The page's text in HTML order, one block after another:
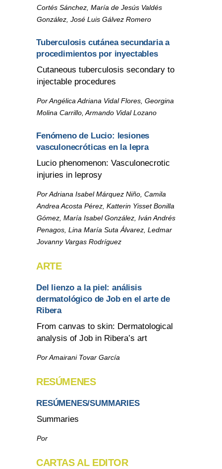
Cortés Sánchez, María de Jesús Valdés
González, José Luis Gálvez Romero
Tuberculosis cutánea secundaria a
procedimientos por inyectables
Cutaneous tuberculosis secondary to
injectable procedures
Por Angélica Adriana Vidal Flores, Georgina
Molina Carrillo, Armando Vidal Lozano
Fenómeno de Lucio: lesiones
vasculonecróticas en la lepra
Lucio phenomenon: Vasculonecrotic
injuries in leprosy
Por Adriana Isabel Márquez Niño, Camila
Andrea Acosta Pérez, Katterin Yisset Bonilla
Gómez, María Isabel González, Iván Andrés
Penagos, Lina María Suta Álvarez, Ledmar
Jovanny Vargas Rodríguez
ARTE
Del lienzo a la piel: análisis
dermatológico de Job en el arte de
Ribera
From canvas to skin: Dermatological
analysis of Job in Ribera’s art
Por Amairani Tovar García
RESÚMENES
RESÚMENES/SUMMARIES
Summaries
Por
CARTAS AL EDITOR